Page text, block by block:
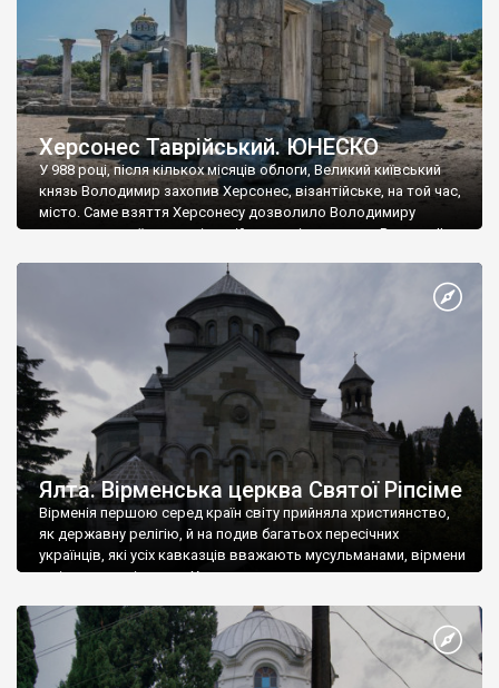
Херсонес Таврійський. ЮНЕСКО
У 988 році, після кількох місяців облоги, Великий київський
князь Володимир захопив Херсонес, візантійське, на той час,
місто. Саме взяття Херсонесу дозволило Володимиру
диктувати свої умови візантійському імператору Василю ІІ, та
Херсонесі Володимир-язичник, став Василем-християнином.
А потім було Хрещення Русі. На честь Херсонесу Таврійського
Ялта. Вірменська церква Святої Ріпсіме
Вірменія першою серед країн світу прийняла християнство,
як державну релігію, й на подив багатьох пересічних
українців, які усіх кавказців вважають мусульманами, вірмени
є відданими вірянами Христа